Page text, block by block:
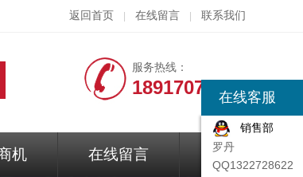
返回首页 在线留言 联系我们
服务热线：
18917074297
机 在线留言 联系我们
在线客服
销售部
罗丹
QQ1322728622